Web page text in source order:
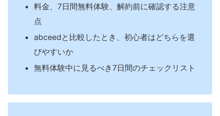
料金、7日間無料体験、解約前に確認する注意
点
abceedと比較したとき、初心者はどちらを選
びやすいか
無料体験中に見るべき7日間のチェックリスト